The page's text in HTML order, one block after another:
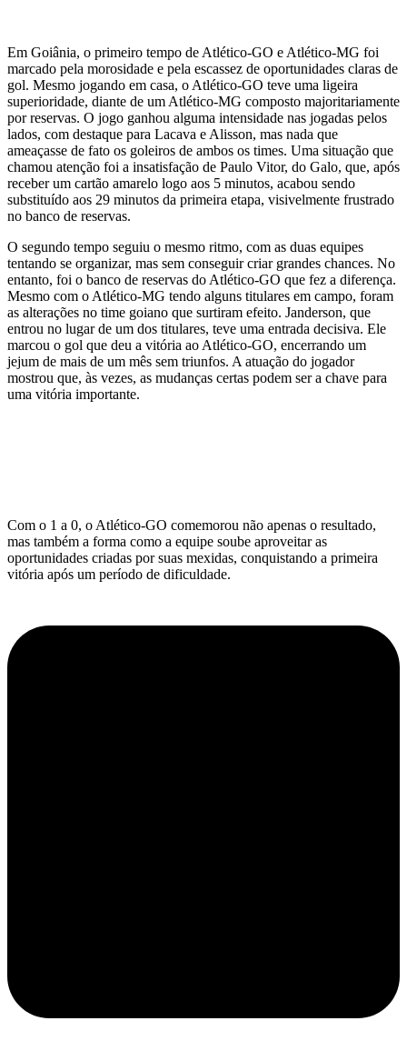
Em Goiânia, o primeiro tempo de Atlético-GO e Atlético-MG foi
marcado pela morosidade e pela escassez de oportunidades claras de
gol. Mesmo jogando em casa, o Atlético-GO teve uma ligeira
superioridade, diante de um Atlético-MG composto majoritariamente
por reservas. O jogo ganhou alguma intensidade nas jogadas pelos
lados, com destaque para Lacava e Alisson, mas nada que
ameaçasse de fato os goleiros de ambos os times. Uma situação que
chamou atenção foi a insatisfação de Paulo Vitor, do Galo, que, após
receber um cartão amarelo logo aos 5 minutos, acabou sendo
substituído aos 29 minutos da primeira etapa, visivelmente frustrado
no banco de reservas.
O segundo tempo seguiu o mesmo ritmo, com as duas equipes
tentando se organizar, mas sem conseguir criar grandes chances. No
entanto, foi o banco de reservas do Atlético-GO que fez a diferença.
Mesmo com o Atlético-MG tendo alguns titulares em campo, foram
as alterações no time goiano que surtiram efeito. Janderson, que
entrou no lugar de um dos titulares, teve uma entrada decisiva. Ele
marcou o gol que deu a vitória ao Atlético-GO, encerrando um
jejum de mais de um mês sem triunfos. A atuação do jogador
mostrou que, às vezes, as mudanças certas podem ser a chave para
uma vitória importante.
Com o 1 a 0, o Atlético-GO comemorou não apenas o resultado,
mas também a forma como a equipe soube aproveitar as
oportunidades criadas por suas mexidas, conquistando a primeira
vitória após um período de dificuldade.